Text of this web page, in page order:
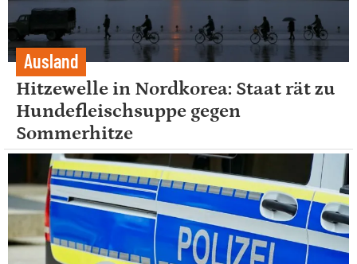
Ausland
Hitzewelle in Nordkorea: Staat rät zu
Hundefleischsuppe gegen
Sommerhitze